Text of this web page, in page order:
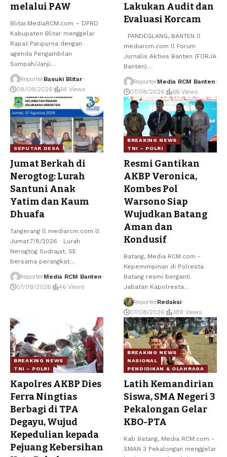
melalui PAW
Blitar.MediaRCM.com – DPRD
Kabupaten Blitar menggelar
Rapat Paripurna dengan
agenda Pengambilan
Sumpah/Janji…
ReporterBasuki Blitar
08/08/2026
54 Views
Lakukan Audit dan
Evaluasi Korcam
PANDEGLANG, BANTEN ll
mediarcm.com ll Forum
Jurnalis Aktivis Banten (FORJA
Banten)…
ReporterMedia RCM Banten
07/08/2026
66 Views
SEPUTAR DESA
Jumat Berkah di
Nerogtog: Lurah
Santuni Anak
Yatim dan Kaum
Dhuafa
Tangerang ll mediarcm.com ll
Jumat.7/8/2026 Lurah
Nerogtog Sudrajat. SE
bersama perangkat…
ReporterMedia RCM Banten
07/08/2026
46 Views
BREAKING NEWS
TNI – POLRI
Resmi Gantikan
AKBP Veronica,
Kombes Pol
Warsono Siap
Wujudkan Batang
Aman dan
Kondusif
Batang, Media RCM.com -
Kepemimpinan di Polresta
Batang resmi berganti.
Jabatan Kapolresta…
ReporterRedaksi
07/08/2026
389 Views
BREAKING NEWS
TNI – POLRI
Kapolres AKBP Dies
Ferra Ningtias
Berbagi di TPA
Degayu, Wujud
Kepedulian kepada
Pejuang Kebersihan
BREAKING NEWS
NASIONAL
PENDIDIKAN & OLAHRAGA
Latih Kemandirian
Siswa, SMA Negeri 3
Pekalongan Gelar
KBO-PTA
Kab Batang, Media RCM.com -
SMAN 3 Pekalongan menggelar